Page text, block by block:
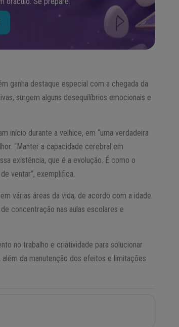
ganha destaque especial com a chegada da
surgem alguns desequilíbrios emocionais e
início durante a velhice, em “uma verdadeira
“Manter a capacidade cerebral em
existência, que é a evolução. É como o
ventar”, exemplifica.
várias áreas da vida, de acordo com a idade.
concentração nas aulas escolares e
no trabalho e criatividade para solucionar
da manutenção dos efeitos e limitações